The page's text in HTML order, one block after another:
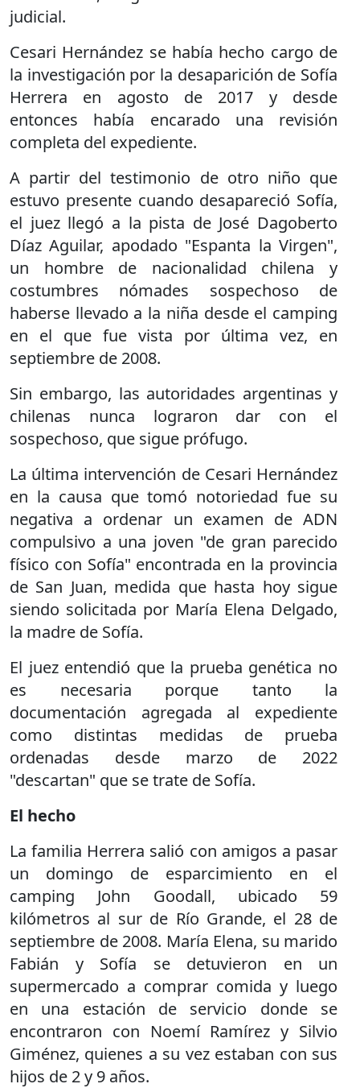
judicial.
Cesari Hernández se había hecho cargo de
la investigación por la desaparición de Sofía
Herrera en agosto de 2017 y desde
entonces había encarado una revisión
completa del expediente.
A partir del testimonio de otro niño que
estuvo presente cuando desapareció Sofía,
el juez llegó a la pista de José Dagoberto
Díaz Aguilar, apodado "Espanta la Virgen",
un hombre de nacionalidad chilena y
costumbres nómades sospechoso de
haberse llevado a la niña desde el camping
en el que fue vista por última vez, en
septiembre de 2008.
Sin embargo, las autoridades argentinas y
chilenas nunca lograron dar con el
sospechoso, que sigue prófugo.
La última intervención de Cesari Hernández
en la causa que tomó notoriedad fue su
negativa a ordenar un examen de ADN
compulsivo a una joven "de gran parecido
físico con Sofía" encontrada en la provincia
de San Juan, medida que hasta hoy sigue
siendo solicitada por María Elena Delgado,
la madre de Sofía.
El juez entendió que la prueba genética no
es necesaria porque tanto la
documentación agregada al expediente
como distintas medidas de prueba
ordenadas desde marzo de 2022
"descartan" que se trate de Sofía.
El hecho
La familia Herrera salió con amigos a pasar
un domingo de esparcimiento en el
camping John Goodall, ubicado 59
kilómetros al sur de Río Grande, el 28 de
septiembre de 2008. María Elena, su marido
Fabián y Sofía se detuvieron en un
supermercado a comprar comida y luego
en una estación de servicio donde se
encontraron con Noemí Ramírez y Silvio
Giménez, quienes a su vez estaban con sus
hijos de 2 y 9 años.